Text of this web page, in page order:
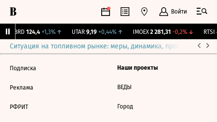
Войти
ABRD 124,4 +1,3%↑ UTAR 9,19 +0,44%↑ IMOEX 2 281,31 -0,2%↓ RTSI
Ситуация на топливном рынке: меры, динамика, прогнозы
Подписка
Реклама
РФРИТ
Наши проекты
ВЕДЫ
Город